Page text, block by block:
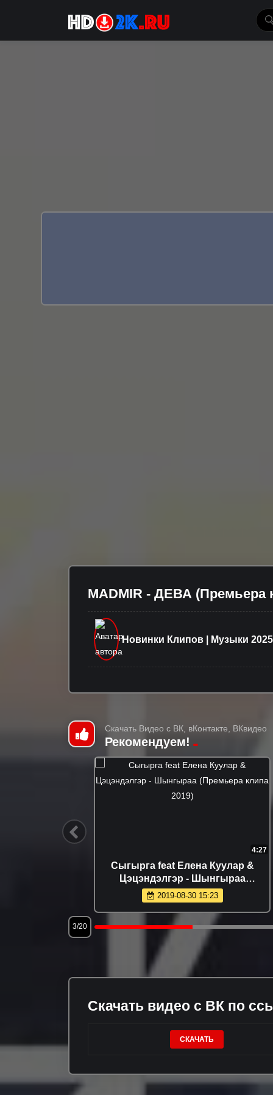
MADMIR - ДЕВА (Премьера
Новинки Клипов | Музыки 2025
Скачать Видео с ВК, вКонтакте, ВКвидео
Рекомендуем!
4:27
Сыгырга feat Елена Куулар &
Цэцэндэлгэр - Шынгыраа
(Премьера клипа 2019)
2019-08-30 15:23
3/20
Скачать видео с ВК по
СКАЧАТЬ